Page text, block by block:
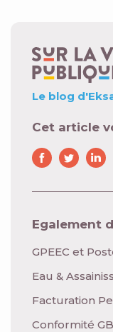
Le blog
Cet article
Egalement
GPEEC et
Eau &
Facturation
Conformité